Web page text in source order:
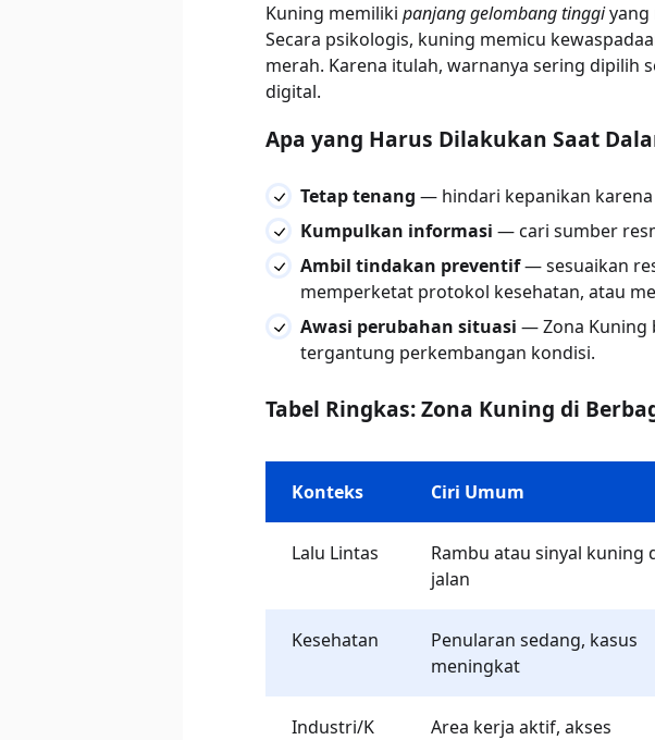
Kuning memiliki panjang gelombang tinggiyang
Secara psikologis, kuning memicu
merah. Karena itulah, warnanya sering dipilih
digital.
Apa yang Harus Dilakukan Saat
Tetap tenang — hindari kepanikan
Kumpulkan informasi — cari sumber
Ambil tindakan preventif— sesuaikan
memperketat protokol kesehatan, atau
Awasi perubahan situasi — Zona Kuning
tergantung perkembangan kondisi.
Tabel Ringkas: Zona Kuning di
Konteks Ciri Umum
Lalu Lintas
Rambu atau sinyal kuning
jalan
Kesehatan
Penularan sedang, kasus
meningkat
Industri/K
Area kerja aktif, akses